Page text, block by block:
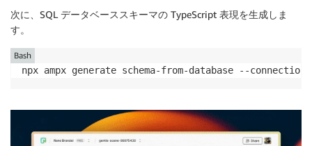
次に、SQL データベーススキーマの TypeScript 表現を生成しま
す。
npx ampx generate schema-from-database --connection-
Bash